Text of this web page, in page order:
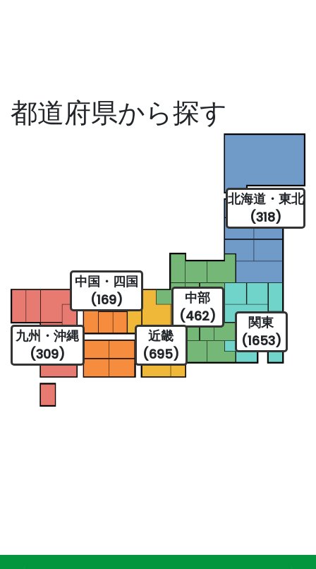
都道府県から探す
北海道・東北
(318)
関東
(1653)
中部
(462)
近畿
(695)
中国・四国
(169)
九州・沖縄
(309)